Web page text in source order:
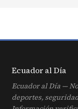
Ecuador alDía
Ecuador al Día —
deportes,